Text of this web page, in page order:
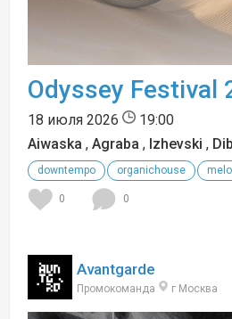
Odyssey Festival
18 июля 2026
19:00
Aiwaska , Agraba , Izhevski ,
downtempo
organichouse
0 0
Avantgarde
Промокоманда г Москва